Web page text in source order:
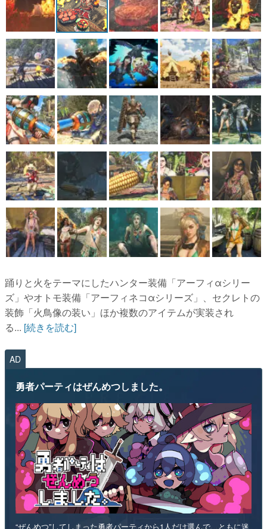
踊りと火をテーマにしたハンター装備「アーフィαシリー
ズ」やオトモ装備「アーフィネコαシリーズ」、セクレトの
装飾「火鳥像の装い」ほか複数のアイテムが実装され
る... [続きを読む]
AD
勇者パーティはぜんめつしました。
“ぜんめつ”してしまった勇者パーティから1人だけ選んで、ともに迷